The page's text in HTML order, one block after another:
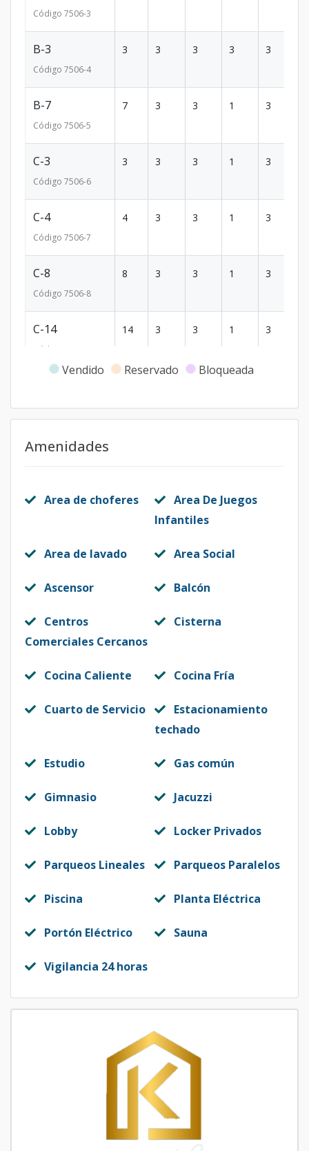
Código 7506-3
B-3
Código 7506-4
3 3 3 3 3
B-7
Código 7506-5
7 3 3 1 3
C-3
Código 7506-6
3 3 3 1 3
C-4
Código 7506-7
4 3 3 1 3
C-8
Código 7506-8
8 3 3 1 3
C-14
Código
14 3 3 1 3
Código7506-1
Vendido Reservado Bloqueada
Amenidades
Area de choferes
Area De Juegos
Infantiles
Area de lavado Area Social
Ascensor Balcón
Centros
Comerciales Cercanos
Cisterna
Cocina Caliente Cocina Fría
Cuarto de Servicio
Estacionamiento
techado
Estudio Gas común
Gimnasio Jacuzzi
Lobby Locker Privados
Parqueos Lineales Parqueos Paralelos
Piscina Planta Eléctrica
Portón Eléctrico Sauna
Vigilancia 24 horas